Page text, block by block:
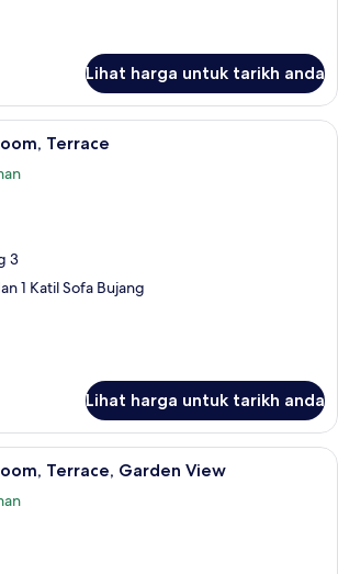
Lihat harga untuk tarikh anda
Peralatan tempat tidur premium,
Terrace
3
1 Katil Sofa Bujang
Lihat harga untuk tarikh anda
Peralatan tempat tidur premium,
Terrace, Garden View